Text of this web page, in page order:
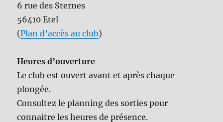
6 rue des Sternes
56410 Etel
(Plan d’accès au club)
Heures d’ouverture
Le club est ouvert avant et après chaque
plongée.
Consultez le planning des sorties pour
connaitre les heures de présence.